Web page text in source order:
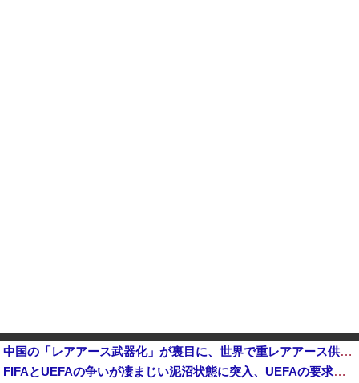
中国の「レアアース武器化」が裏目に、世界で重レアアース供給網の構築が加速－米メディア [8/6]
FIFAとUEFAの争いが凄まじい泥沼状態に突入、UEFAの要求を呑んだFIFAだったがUEFA側は強硬姿勢を崩さず……